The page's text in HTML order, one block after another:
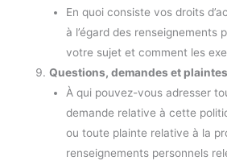
En quoi consiste vos droits
à l’égard des renseignements
votre sujet et comment les
Questions, demandes et plaintes
À qui pouvez-vous adresser
demande relative à cette
ou toute plainte relative à la
renseignements personnels